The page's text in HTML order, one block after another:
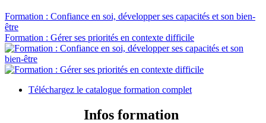
Formation : Confiance en soi, développer ses capacités et son bien-
être
Formation : Gérer ses priorités en contexte difficile
Téléchargez le catalogue formation complet
Infos formation